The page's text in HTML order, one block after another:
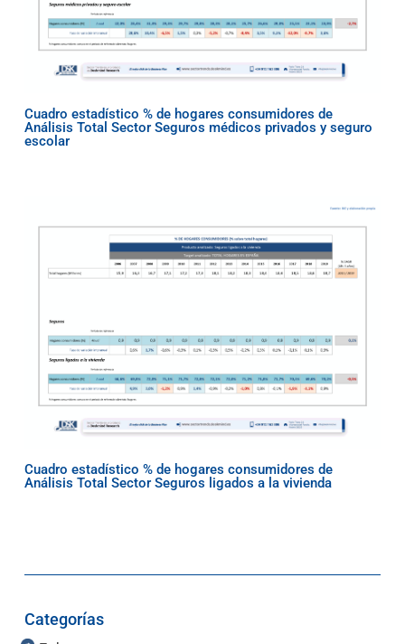
Cuadro estadístico % de hogares consumidores de
Análisis Total Sector Seguros médicos privados y seguro
escolar
Cuadro estadístico % de hogares consumidores de
Análisis Total Sector Seguros ligados a la vivienda
Categorías